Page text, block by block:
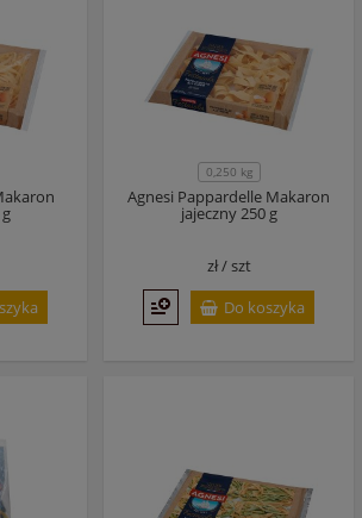
0,250 kg
Agnesi Pappardelle Makaron
jajeczny 250 g
zł /szt
Do koszyka